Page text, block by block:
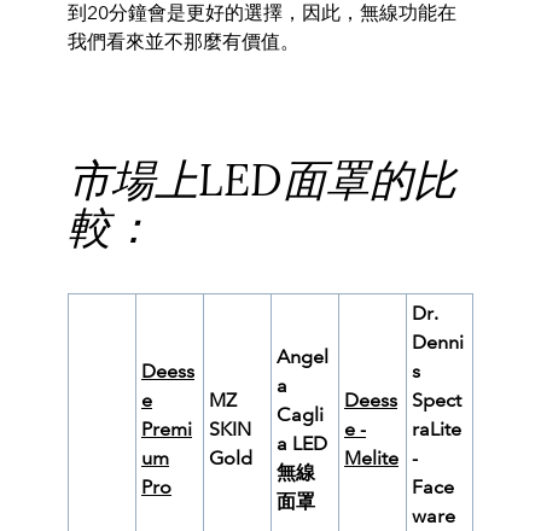
到20分鐘會是更好的選擇，因此，無線功能在
我們看來並不那麼有價值。
市場上LED面罩的比
較：
Deess
e
Premi
um
Pro
MZ
SKIN
Gold
Angel
a
Cagli
a LED
無線
面罩
Deess
e -
Melite
Dr.
Denni
s
Spect
raLite
-
Face
ware